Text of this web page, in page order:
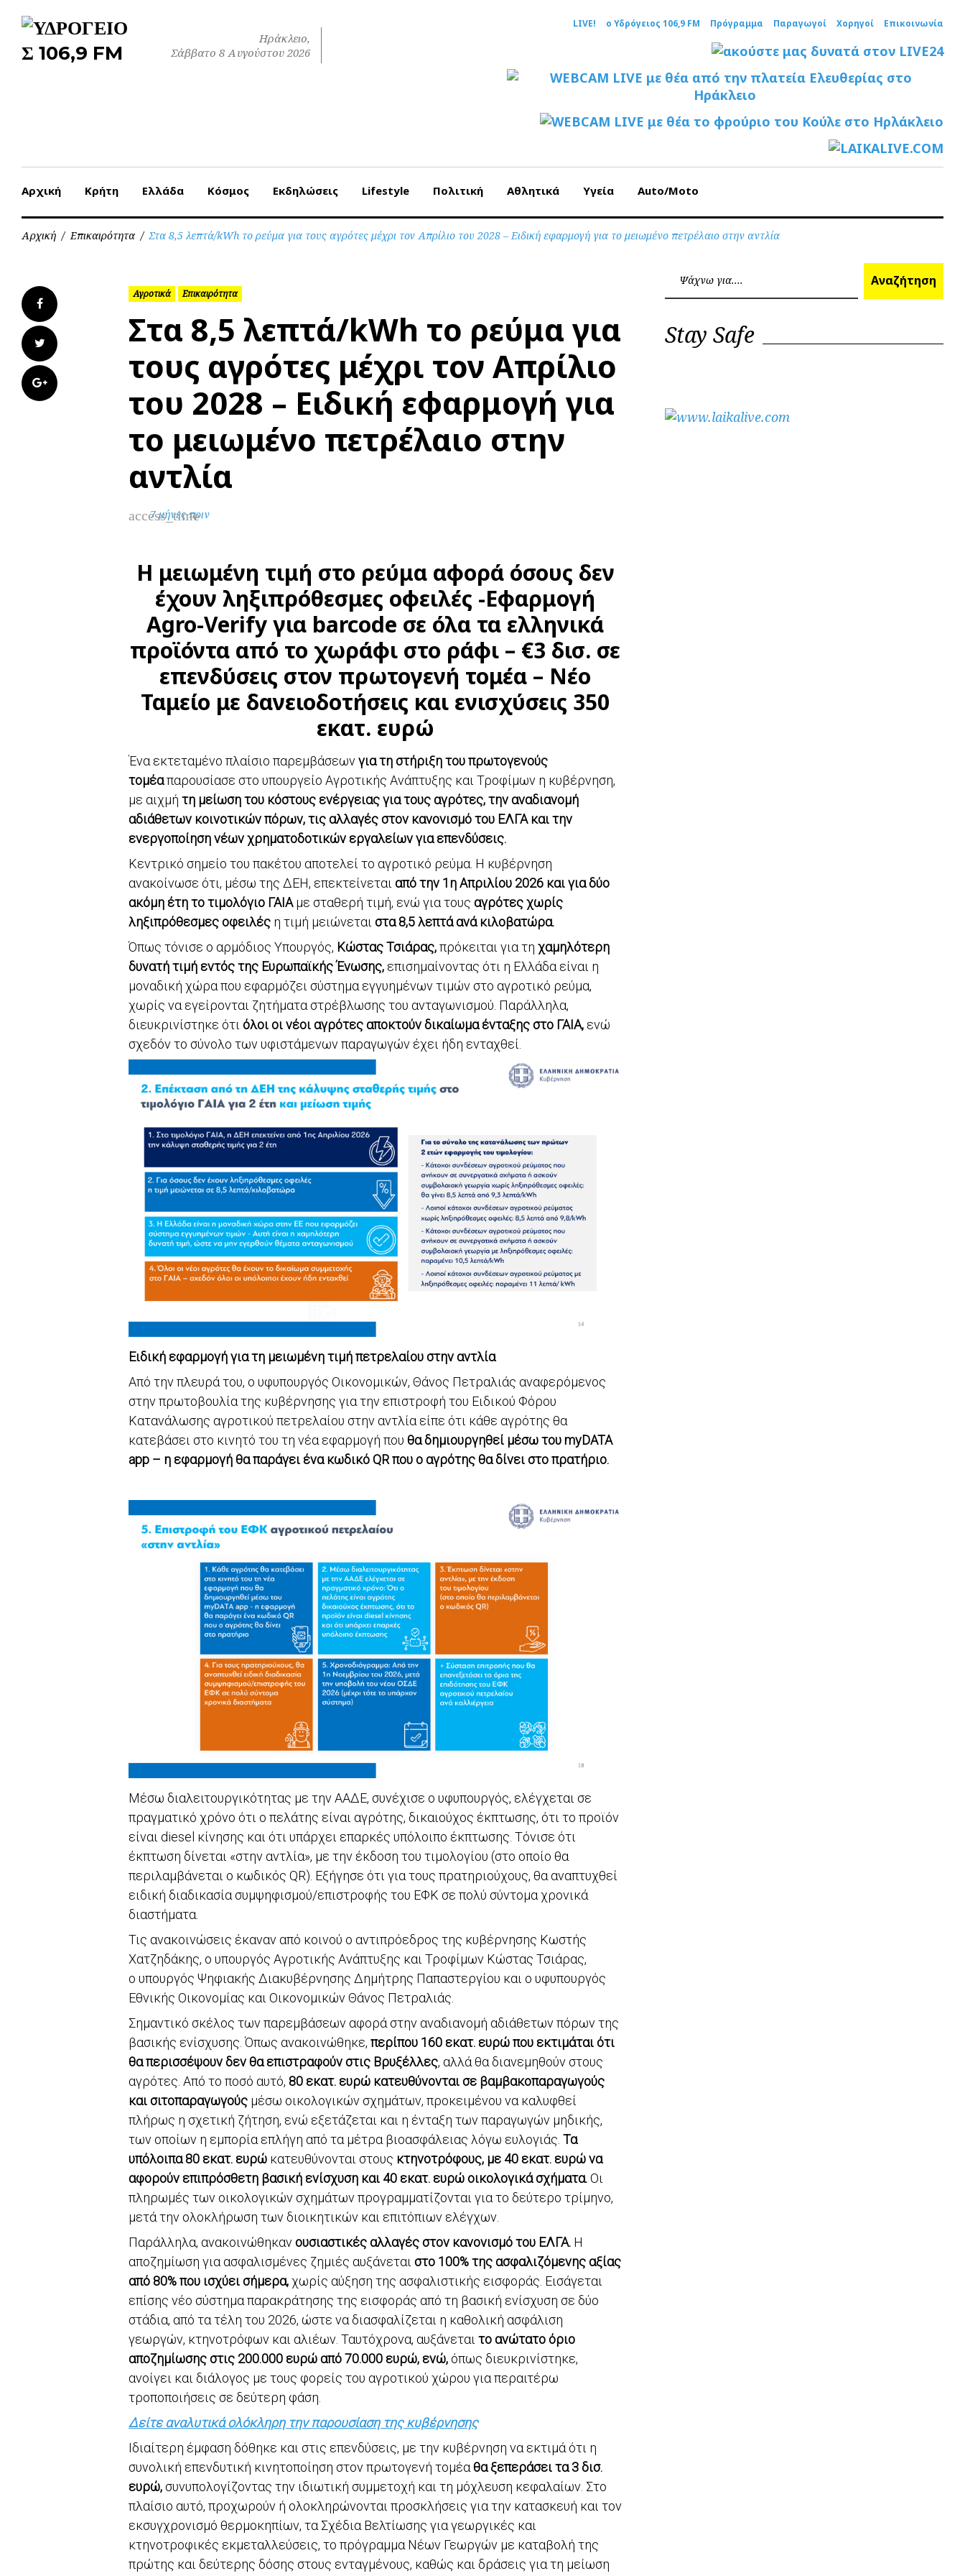
Ηράκλειο,
Σάββατο 8 Αυγούστου 2026
LIVE! ο Υδρόγειος 106,9 FM Πρόγραμμα Παραγωγοί Χορηγοί Επικοινωνία
Αρχική Κρήτη Ελλάδα Κόσμος Εκδηλώσεις Lifestyle Πολιτική Αθλητικά Υγεία Auto/Moto
Αρχική / Επικαιρότητα / Στα 8,5 λεπτά/kWh το ρεύμα για τους αγρότες μέχρι τον Απρίλιο του 2028 – Ειδική εφαρμογή για το μειωμένο πετρέλαιο στην αντλία
Facebook
Twitter
Google+
Αγροτικά Επικαιρότητα
Στα 8,5 λεπτά/kWh το ρεύμα για
τους αγρότες μέχρι τον Απρίλιο
του 2028 – Ειδική εφαρμογή για
το μειωμένο πετρέλαιο στην
αντλία
access_time
7 μήνες πριν
Η μειωμένη τιμή στο ρεύμα αφορά όσους δεν
έχουν ληξιπρόθεσμες οφειλές -Εφαρμογή
Agro-Verify για barcode σε όλα τα ελληνικά
προϊόντα από το χωράφι στο ράφι – €3 δισ. σε
επενδύσεις στον πρωτογενή τομέα – Νέο
Ταμείο με δανειοδοτήσεις και ενισχύσεις 350
εκατ. ευρώ
Ένα εκτεταμένο πλαίσιο παρεμβάσεωνγια τη στήριξη του πρωτογενούς
τομέαπαρουσίασε στο υπουργείο Αγροτικής Ανάπτυξης και Τροφίμων η κυβέρνηση,
με αιχμή τη μείωση του κόστους ενέργειας για τους αγρότες, την αναδιανομή
αδιάθετων κοινοτικών πόρων, τις αλλαγές στον κανονισμό του ΕΛΓΑ και την
ενεργοποίηση νέων χρηματοδοτικών εργαλείων για επενδύσεις.
Κεντρικό σημείο του πακέτου αποτελεί το αγροτικό ρεύμα. Η κυβέρνηση
ανακοίνωσε ότι, μέσω της ΔΕΗ, επεκτείνεται από την 1η Απριλίου 2026 και για δύο
ακόμη έτη το τιμολόγιο ΓΑΙΑμε σταθερή τιμή, ενώ για τους αγρότες χωρίς
ληξιπρόθεσμες οφειλές η τιμή μειώνεται στα 8,5 λεπτά ανά κιλοβατώρα.
Όπως τόνισε ο αρμόδιος Υπουργός, Κώστας Τσιάρας,πρόκειται για τη χαμηλότερη
δυνατή τιμή εντός της Ευρωπαϊκής Ένωσης, επισημαίνοντας ότι η Ελλάδα είναι η
μοναδική χώρα που εφαρμόζει σύστημα εγγυημένων τιμών στο αγροτικό ρεύμα,
χωρίς να εγείρονται ζητήματα στρέβλωσης του ανταγωνισμού. Παράλληλα,
διευκρινίστηκε ότι όλοι οι νέοι αγρότες αποκτούν δικαίωμα ένταξης στο ΓΑΙΑ, ενώ
σχεδόν το σύνολο των υφιστάμενων παραγωγών έχει ήδη ενταχθεί.
Ειδική εφαρμογή για τη μειωμένη τιμή πετρελαίου στην αντλία
Από την πλευρά του, ο υφυπουργός Οικονομικών, Θάνος Πετραλιάς αναφερόμενος
στην πρωτοβουλία της κυβέρνησης για την επιστροφή του Ειδικού Φόρου
Κατανάλωσης αγροτικού πετρελαίου στην αντλία είπε ότι κάθε αγρότης θα
κατεβάσει στο κινητό του τη νέα εφαρμογή που θα δημιουργηθεί μέσω του myDATA
app – η εφαρμογή θα παράγει ένα κωδικό QR που ο αγρότης θα δίνει στο πρατήριο.
Μέσω διαλειτουργικότητας με την ΑΑΔΕ, συνέχισε ο υφυπουργός, ελέγχεται σε
πραγματικό χρόνο ότι ο πελάτης είναι αγρότης, δικαιούχος έκπτωσης, ότι το προϊόν
είναι diesel κίνησης και ότι υπάρχει επαρκές υπόλοιπο έκπτωσης. Τόνισε ότι
έκπτωση δίνεται «στην αντλία», με την έκδοση του τιμολογίου (στο οποίο θα
περιλαμβάνεται ο κωδικός QR). Εξήγησε ότι για τους πρατηριούχους, θα αναπτυχθεί
ειδική διαδικασία συμψηφισμού/επιστροφής του ΕΦΚ σε πολύ σύντομα χρονικά
διαστήματα.
Τις ανακοινώσεις έκαναν από κοινού ο αντιπρόεδρος της κυβέρνησης Κωστής
Χατζηδάκης, ο υπουργός Αγροτικής Ανάπτυξης και Τροφίμων Κώστας Τσιάρας,
ο υπουργός Ψηφιακής Διακυβέρνησης Δημήτρης Παπαστεργίου και ο υφυπουργός
Εθνικής Οικονομίας και Οικονομικών Θάνος Πετραλιάς.
Σημαντικό σκέλος των παρεμβάσεων αφορά στην αναδιανομή αδιάθετων πόρων της
βασικής ενίσχυσης. Όπως ανακοινώθηκε, περίπου 160 εκατ. ευρώ που εκτιμάται ότι
θα περισσέψουν δεν θα επιστραφούν στις Βρυξέλλες, αλλά θα διανεμηθούν στους
αγρότες. Από το ποσό αυτό, 80 εκατ. ευρώ κατευθύνονται σε βαμβακοπαραγωγούς
και σιτοπαραγωγούς μέσω οικολογικών σχημάτων, προκειμένου να καλυφθεί
πλήρως η σχετική ζήτηση, ενώ εξετάζεται και η ένταξη των παραγωγών μηδικής,
των οποίων η εμπορία επλήγη από τα μέτρα βιοασφάλειας λόγω ευλογιάς. Τα
υπόλοιπα 80 εκατ. ευρώ κατευθύνονται στους κτηνοτρόφους, με 40 εκατ. ευρώ να
αφορούν επιπρόσθετη βασική ενίσχυση και 40 εκατ. ευρώ οικολογικά σχήματα.Οι
πληρωμές των οικολογικών σχημάτων προγραμματίζονται για το δεύτερο τρίμηνο,
μετά την ολοκλήρωση των διοικητικών και επιτόπιων ελέγχων.
Παράλληλα, ανακοινώθηκανουσιαστικές αλλαγές στον κανονισμό του ΕΛΓΑ. Η
αποζημίωση για ασφαλισμένες ζημιές αυξάνεται στο 100% της ασφαλιζόμενης αξίας
από 80% που ισχύει σήμερα,χωρίς αύξηση της ασφαλιστικής εισφοράς. Εισάγεται
επίσης νέο σύστημα παρακράτησης της εισφοράς από τη βασική ενίσχυση σε δύο
στάδια, από τα τέλη του 2026, ώστε να διασφαλίζεται η καθολική ασφάλιση
γεωργών, κτηνοτρόφων και αλιέων. Ταυτόχρονα, αυξάνεται το ανώτατο όριο
αποζημίωσης στις 200.000 ευρώ από 70.000 ευρώ, ενώ,όπως διευκρινίστηκε,
ανοίγει και διάλογος με τους φορείς του αγροτικού χώρου για περαιτέρω
τροποποιήσεις σε δεύτερη φάση.
Δείτε αναλυτικά ολόκληρη την παρουσίαση της κυβέρνησης
Ιδιαίτερη έμφαση δόθηκε και στις επενδύσεις, με την κυβέρνηση να εκτιμά ότι η
συνολική επενδυτική κινητοποίηση στον πρωτογενή τομέαθα ξεπεράσει τα 3 δισ.
ευρώ,συνυπολογίζοντας την ιδιωτική συμμετοχή και τη μόχλευση κεφαλαίων. Στο
πλαίσιο αυτό, προχωρούν ή ολοκληρώνονται προσκλήσεις για την κατασκευή και τον
εκσυγχρονισμό θερμοκηπίων, τα Σχέδια Βελτίωσης για γεωργικές και
κτηνοτροφικές εκμεταλλεύσεις, το πρόγραμμα Νέων Γεωργών με καταβολή της
πρώτης και δεύτερης δόσης στους ενταγμένους, καθώς και δράσεις για τη μείωση
Αναζήτηση
Stay Safe